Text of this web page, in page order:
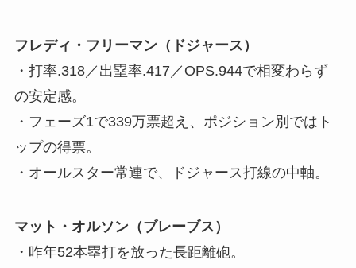
フレディ・フリーマン（ドジャース）
・打率.318／出塁率.417／OPS.944で相変わらず
の安定感。
・フェーズ1で339万票超え、ポジション別ではト
ップの得票。
・オールスター常連で、ドジャース打線の中軸。
マット・オルソン（ブレーブス）
・昨年52本塁打を放った長距離砲。